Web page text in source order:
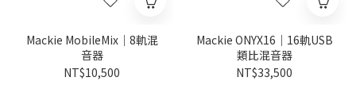
Mackie MobileMix｜8軌混
音器
NT$10,500
Mackie ONYX16｜16軌USB
類比混音器
NT$33,500